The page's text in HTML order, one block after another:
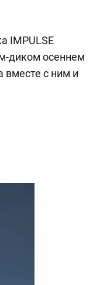
IMPULSE
диком осеннем
вместе с ним и